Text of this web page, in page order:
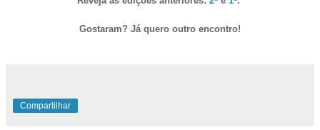
Gostaram? Já quero outro encontro!
Compartilhar